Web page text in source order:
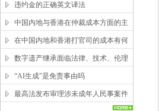
违约金的正确英文译法
中国内地与香港在仲裁成本方面的主
要区别
在中国内地和香港打官司的成本有何
区别？
数字遗产继承面临法律、技术、伦理
三重困局，该如何突破？
“AI生成”是免责事由吗
最高法发布审理涉未成年人民事案件